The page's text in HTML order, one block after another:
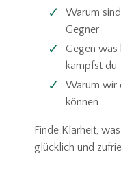
Warum
Gegner
Gegen was
kämpfst du
Warum wir
können
Finde Klarheit,
glücklich und